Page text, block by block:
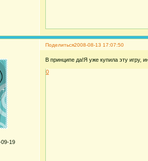
Поделиться2008-08-13 17:07:50
09-19
В принципе да!Я уже купила эту игру,
0